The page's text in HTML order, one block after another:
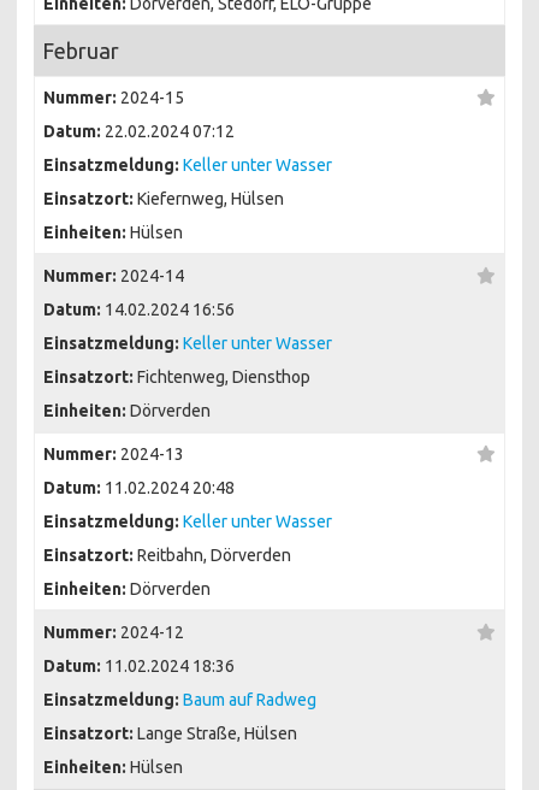
Februar
Nummer: 2024-15
Datum: 22.02.2024 07:12
Einsatzmeldung: Keller unter Wasser
Einsatzort: Kiefernweg, Hülsen
Einheiten: Hülsen
Nummer: 2024-14
Datum: 14.02.2024 16:56
Einsatzmeldung: Keller unter Wasser
Einsatzort: Fichtenweg, Diensthop
Einheiten: Dörverden
Nummer: 2024-13
Datum: 11.02.2024 20:48
Einsatzmeldung: Keller unter Wasser
Einsatzort: Reitbahn, Dörverden
Einheiten: Dörverden
Nummer: 2024-12
Datum: 11.02.2024 18:36
Einsatzmeldung: Baum auf Radweg
Einsatzort: Lange Straße, Hülsen
Einheiten: Hülsen